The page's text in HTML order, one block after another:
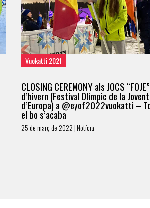
Vuokatti 2021
CLOSING CEREMONY als JOCS “FOJE”
d’hivern (Festival Olímpic de la
d’Europa) a @eyof2022vuokatti –
el bo s’acaba
25 de març de 2022 | Notícia